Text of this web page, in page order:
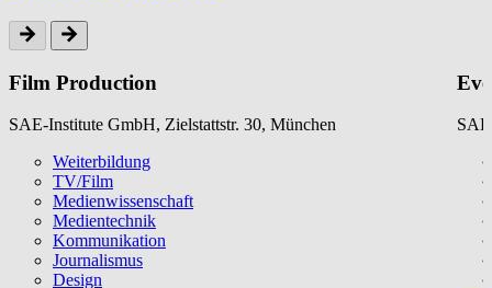
Film Production
SAE-Institute GmbH, Zielstattstr. 30, München
Weiterbildung
TV/Film
Medienwissenschaft
Medientechnik
Kommunikation
Journalismus
Design